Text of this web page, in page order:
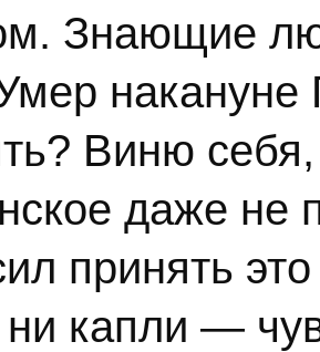
Знающие
Виню
даже не
принять
ни капли —